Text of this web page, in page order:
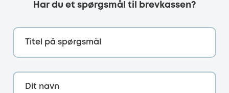
Har du et spørgsmål til brevkassen?
Titel på spørgsmål
Dit navn